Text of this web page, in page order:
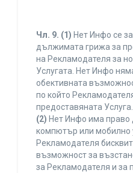
Чл. 9. (1) Нет Инфо се
дължимата грижа за
на Рекламодателя за
Услугата. Нет Инфо
обективната
по който
предоставяната Услуга.
(2) Нет Инфо има право
компютър или мобилно
Рекламодателя
възможност за
за Рекламодателя и за